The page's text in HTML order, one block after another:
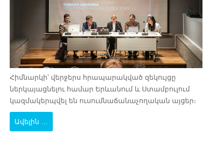
Հիմնարկի՝ վերջերս հրապարակված զեկույցը
ներկայացնելու համար Երևանում և Ստամբուլում
կազմակերպվել են ուսումնաճանաչողական այցեր։
Ավելին …